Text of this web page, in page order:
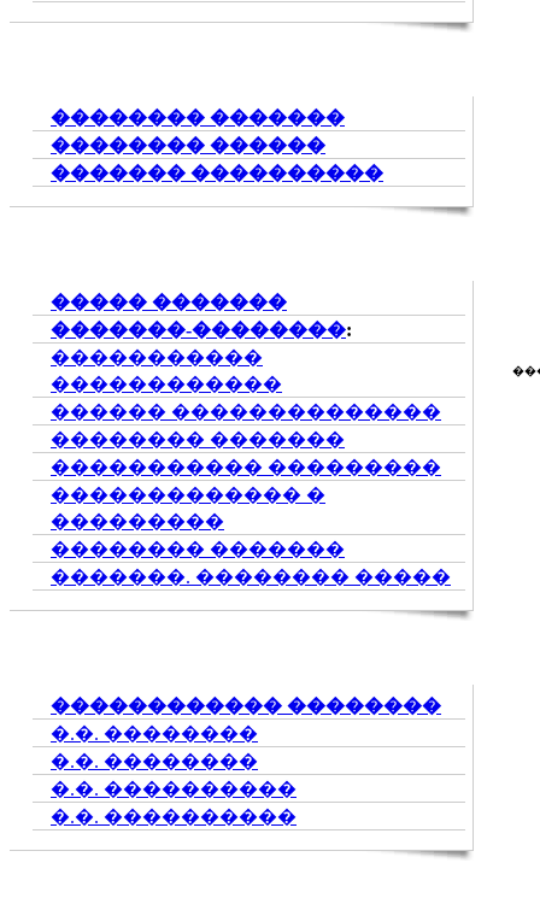
�������� �������
�������� ������
������� ����������
����� �������
�������-��������:
�����������
������������
������ ��������������
�������� �������
����������� ���������
������������� �
���������
�������� �������
�������. �������� �����
������������ ��������
�.�. ��������
�.�. ��������
�.�. ����������
�.�. ����������